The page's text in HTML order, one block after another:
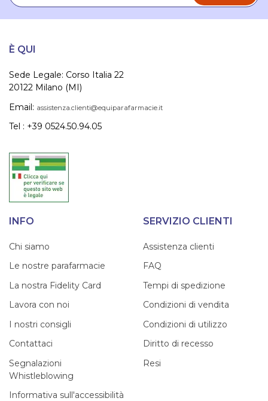
È QUI
Sede Legale: Corso Italia 22
20122 Milano (MI)
Email: assistenza.clienti@equiparafarmacie.it
Tel : +39 0524.50.94.05
INFO
Chi siamo
Le nostre parafarmacie
La nostra Fidelity Card
Lavora con noi
I nostri consigli
Contattaci
Segnalazioni
Whistleblowing
Informativa sull'accessibilità
SERVIZIO CLIENTI
Assistenza clienti
FAQ
Tempi di spedizione
Condizioni di vendita
Condizioni di utilizzo
Diritto di recesso
Resi